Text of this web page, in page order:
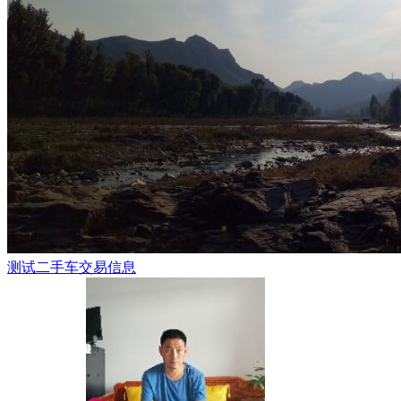
测试二手车交易信息